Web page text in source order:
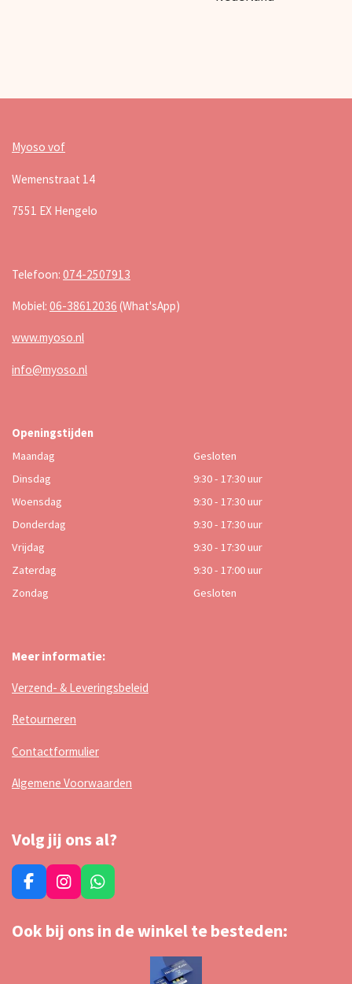
Myoso vof
Wemenstraat 14
7551 EX Hengelo
Telefoon: 074-2507913
Mobiel: 06-38612036 (What'sApp)
www.myoso.nl
info@myoso.nl
Openingstijden
Maandag
Gesloten
Dinsdag
9:30 - 17:30 uur
Woensdag
9:30 - 17:30 uur
Donderdag
9:30 - 17:30 uur
Vrijdag
9:30 - 17:30 uur
Zaterdag
9:30 - 17:00 uur
Zondag
Gesloten
Meer informatie:
Verzend- & Leveringsbeleid
Retourneren
Contactformulier
Algemene Voorwaarden
Volg jij ons al?
F
a
e
I
n
t
W
h
t
Ook bij ons in de winkel te besteden: